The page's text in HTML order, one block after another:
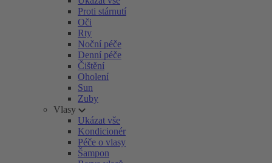
Proti stárnutí
Oči
Rty
Noční péče
Denní péče
Čištění
Oholení
Sun
Zuby
Vlasy
Ukázat vše
Kondicionér
Péče o vlasy
Šampon